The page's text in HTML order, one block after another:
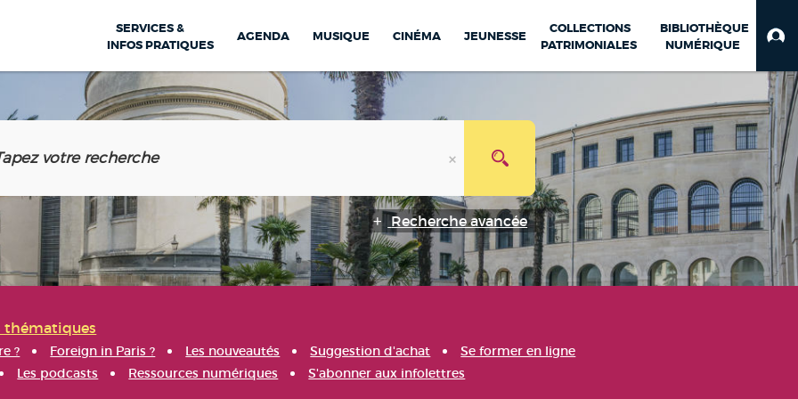
SERVICES &
INFOS PRATIQUES
AGENDA MUSIQUE CINÉMA JEUNESSE
COLLECTIONS
PATRIMONIALES
BIBLIOTHÈQUE
NUMÉRIQUE
Recherche avancée
thématiques
? Foreign in Paris ? Les nouveautés Suggestion d'achat
Se former en ligne
Les podcasts Ressources numériques S'abonner aux infolettres